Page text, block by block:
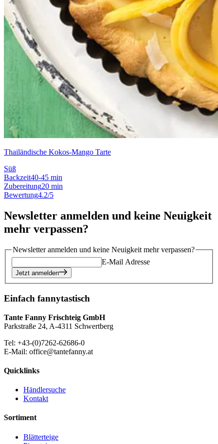
Thailändische Kokos-Mango Tarte
Süß
Backzeit40-45 min
Zubereitung20 min
Bewertung4.2/5
Newsletter anmelden und keine Neuigkeit
mehr verpassen?
Newsletter anmelden und keine Neuigkeit mehr verpassen?
E-Mail Adresse
Jetzt anmelden
Einfach fannytastisch
Tante Fanny Frischteig GmbH
Parkstraße 24, A-4311 Schwertberg
Tel: +43-(0)7262-62686-0
E-Mail: office@tantefanny.at
Quicklinks
Händlersuche
Kontakt
Sortiment
Blätterteige